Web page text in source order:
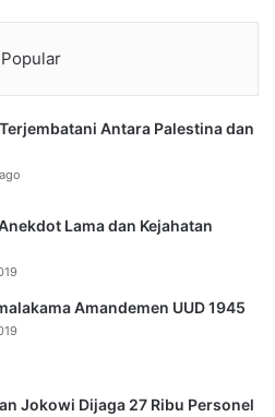
Popular
Antara Palestina dan
Lama dan Kejahatan
Amandemen UUD 1945
Jokowi Dijaga 27 Ribu Personel